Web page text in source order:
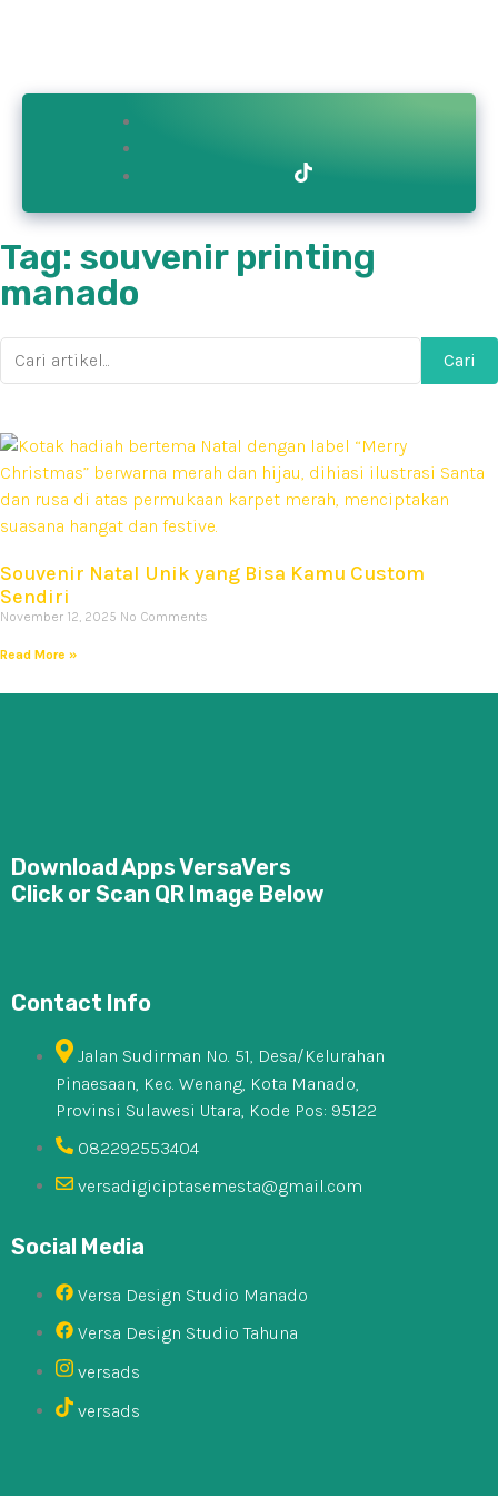
Contact
Tag: souvenir printing
manado
Cari
Souvenir Natal Unik yang Bisa Kamu Custom
Sendiri
November 12, 2025 No Comments
Read More »
Download Apps VersaVers
Click or Scan QR Image Below
Contact Info
Jalan Sudirman No. 51, Desa/Kelurahan
Pinaesaan, Kec. Wenang, Kota Manado,
Provinsi Sulawesi Utara, Kode Pos: 95122
082292553404
versadigiciptasemesta@gmail.com
Social Media
Versa Design Studio Manado
Versa Design Studio Tahuna
versads
versads